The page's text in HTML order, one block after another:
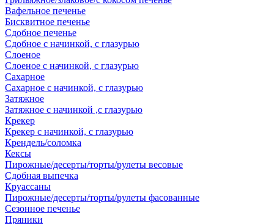
Вафельное печенье
Бисквитное печенье
Сдобное печенье
Сдобное с начинкой, с глазурью
Слоеное
Слоеное с начинкой, с глазурью
Сахарное
Сахарное с начинкой, с глазурью
Затяжное
Затяжное с начинкой ,с глазурью
Крекер
Крекер с начинкой, с глазурью
Крендель/соломка
Кексы
Пирожные/десерты/торты/рулеты весовые
Сдобная выпечка
Круассаны
Пирожные/десерты/торты/рулеты фасованные
Сезонное печенье
Пряники